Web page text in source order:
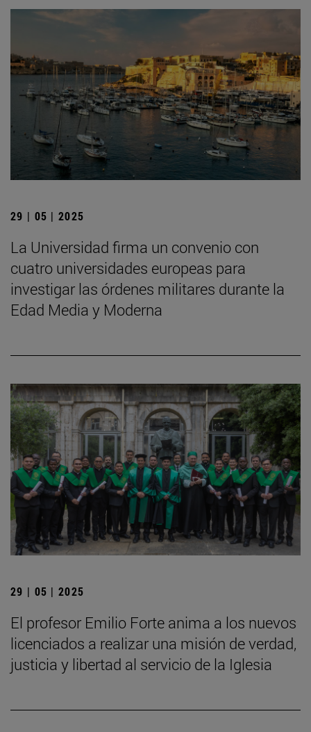
29 | 05 | 2025
La Universidad firma un convenio con
cuatro universidades europeas para
investigar las órdenes militares durante la
Edad Media y Moderna
29 | 05 | 2025
El profesor Emilio Forte anima a los nuevos
licenciados a realizar una misión de verdad,
justicia y libertad al servicio de la Iglesia